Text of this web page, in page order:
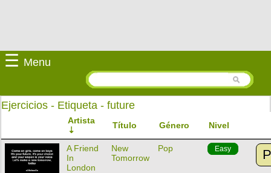
☰ Menu
Ejercicios - Etiqueta - future
Artista Título Género Nivel
A Friend
In
London
New
Tomorrow
Pop Easy